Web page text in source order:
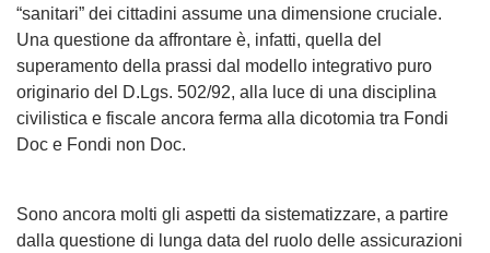
“sanitari” dei cittadini assume una dimensione cruciale.
Una questione da affrontare è, infatti, quella del
superamento della prassi dal modello integrativo puro
originario del D.Lgs. 502/92, alla luce di una disciplina
civilistica e fiscale ancora ferma alla dicotomia tra Fondi
Doc e Fondi non Doc.
Sono ancora molti gli aspetti da sistematizzare, a partire
dalla questione di lunga data del ruolo delle assicurazioni